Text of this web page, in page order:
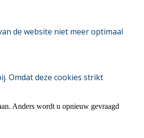
de website niet meer optimaal
Omdat deze cookies strikt
Anders wordt u opnieuw gevraagd